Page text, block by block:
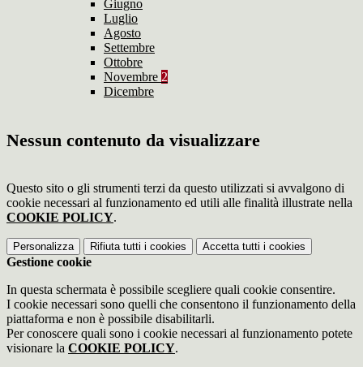
Giugno
Luglio
Agosto
Settembre
Ottobre
Novembre 2
Dicembre
Nessun contenuto da visualizzare
Questo sito o gli strumenti terzi da questo utilizzati si avvalgono di
cookie necessari al funzionamento ed utili alle finalità illustrate nella
COOKIE POLICY.
Personalizza Rifiuta tutti i cookies Accetta tutti i cookies
Gestione cookie
In questa schermata è possibile scegliere quali cookie consentire.
I cookie necessari sono quelli che consentono il funzionamento della
piattaforma e non è possibile disabilitarli.
Per conoscere quali sono i cookie necessari al funzionamento potete
visionare la COOKIE POLICY.